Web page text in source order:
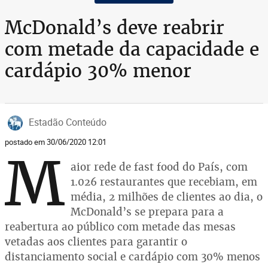
McDonald’s deve reabrir
com metade da capacidade e
cardápio 30% menor
Estadão Conteúdo
postado em 30/06/2020 12:01
M aior rede de fast food do País, com
1.026 restaurantes que recebiam, em
média, 2 milhões de clientes ao dia, o
McDonald’s se prepara para a
reabertura ao público com metade das mesas
vetadas aos clientes para garantir o
distanciamento social e cardápio com 30% menos